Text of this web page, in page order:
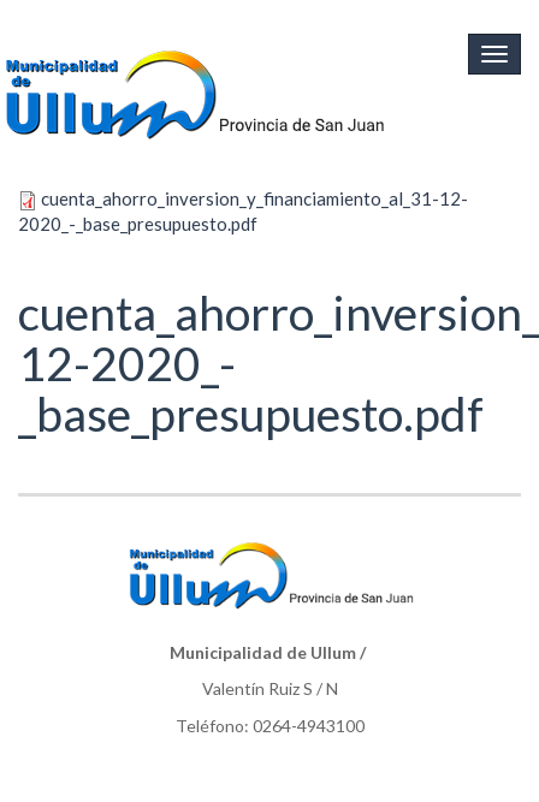
cuenta_ahorro_inversion_y_financiamiento_al_31-12-
2020_-_base_presupuesto.pdf
12-2020_-
_base_presupuesto.pdf
Municipalidad de Ullum /
Valentín Ruiz S / N
Teléfono: 0264-4943100